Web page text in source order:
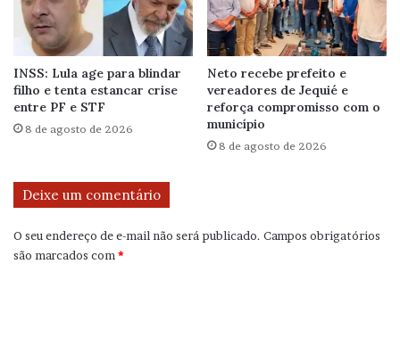
INSS: Lula age para blindar
filho e tenta estancar crise
entre PF e STF
8 de agosto de 2026
Neto recebe prefeito e
vereadores de Jequié e
reforça compromisso com o
município
8 de agosto de 2026
Deixe um comentário
O seu endereço de e-mail não será publicado. Campos obrigatórios
são marcados com*